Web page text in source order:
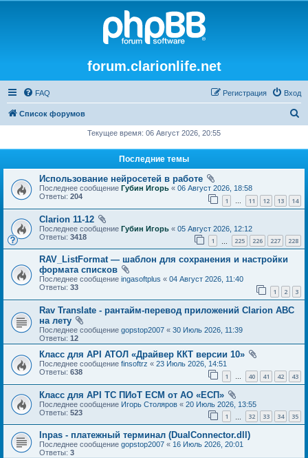
forum.clarionlife.net
FAQ Вход
Регистрация
Список форумов
Текущее время: 06 Август 2026, 20:55
Последние темы
Использование нейросетей в работе
Последнее сообщение Губин Игорь « 06 Август 2026, 18:58
Ответы: 204 1 … 11 12 13 14
Clarion 11-12
Последнее сообщение Губин Игорь « 05 Август 2026, 12:12
Ответы: 3418 1 225 226 227 228
RAV_ListFormat — шаблон для сохранения и настройки
формата списков
Последнее сообщение ingasoftplus « 04 Август 2026, 11:40
Ответы: 33 1 2 3
Rav Translate - рантайм-перевод приложений Clarion ABC
на лету
Последнее сообщение gopstop2007 « 30 Июль 2026, 11:39
Ответы: 12
Класс для API АТОЛ «Драйвер ККТ версии 10»
Последнее сообщение finsoftrz « 23 Июль 2026, 14:51
Ответы: 638 1 … 40 41 42 43
Класс для API ТС ПИоТ ЕСМ от АО «ЕСП»
Последнее сообщение Игорь Столяров « 20 Июль 2026, 13:55
Ответы: 523 1 32 33 34 35
Inpas - платежный терминал (DualConnector.dll)
Последнее сообщение gopstop2007 « 16 Июль 2026, 20:01
Ответы: 3